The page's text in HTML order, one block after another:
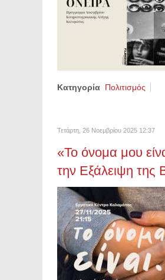
Κατηγορία Πολιτισμός
Τετάρτη, 26 Νοεμβρίου 2025 12:37
«Το όνομα μου
την Εξάλειψη της